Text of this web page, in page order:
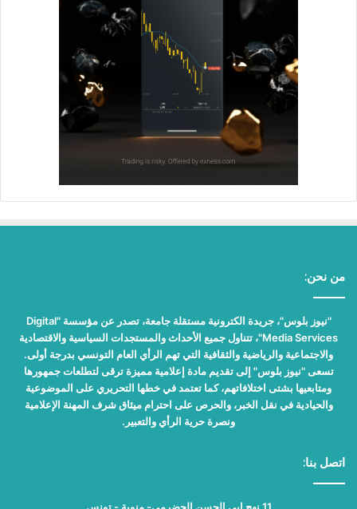
من نحن:
"نيوز بلوس"، جريدة الكترونية مستقلة جامعة، تصدر عن مؤسسة "Digital
Media Services"، تتناول جميع الأحداث والمستجدات السياسية والاقتصادية
والاجتماعية والرياضية والثقافية التي تهم الرأي العام التونسي بدرجة أولى.
تسعى "نيوز بلوس" إلى تقديم مادة إعلامية مميزة ترقى لتطلعات جمهورها
ومتابعيها بشتى اختلافاتهم، كما تعتمد في خطها التحريري على الموضوعية
والحيادية في نقل الخبر، والحرص على احترام ميثاق شرف المهنة الإعلامية
ونصرة حرية الرأي والتعبير.
اتصل بنا: